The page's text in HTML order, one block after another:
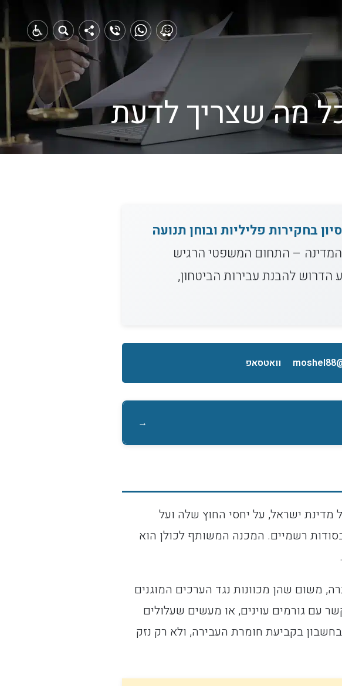
כל מה שצריך לדעת
קצין משטרה לשעבר עם 14 שנות ניסיון בחקירות פליליות ובוחן תנועה
המדינה – התחום המשפטי הרגיש
להבנת עבירות הביטחון,
וואטסאפ
→
מדינת ישראל, על יחסי החוץ שלה ועל
בסודות רשמיים. המכנה המשותף לכולן הוא
משום שהן מכוונות נגד הערכים המוגנים
עם גורמים עוינים, או מעשים שעלולים
בחשבון בקביעת חומרת העבירה, ולא רק נזק